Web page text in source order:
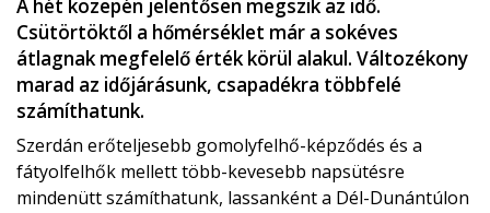
A hét közepén jelentősen megszik az idő.
Csütörtöktől a hőmérséklet már a sokéves
átlagnak megfelelő érték körül alakul. Változékony
marad az időjárásunk, csapadékra többfelé
számíthatunk.
Szerdán erőteljesebb gomolyfelhő-képződés és a
fátyolfelhők mellett több-kevesebb napsütésre
mindenütt számíthatunk, lassanként a Dél-Dunántúlon